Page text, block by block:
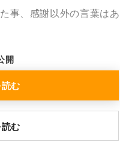
事、感謝以外の言葉は
開
む
む